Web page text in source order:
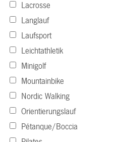
Lacrosse
Langlauf
Laufsport
Leichtathletik
Minigolf
Mountainbike
Nordic Walking
Orientierungslauf
Pétanque/Boccia